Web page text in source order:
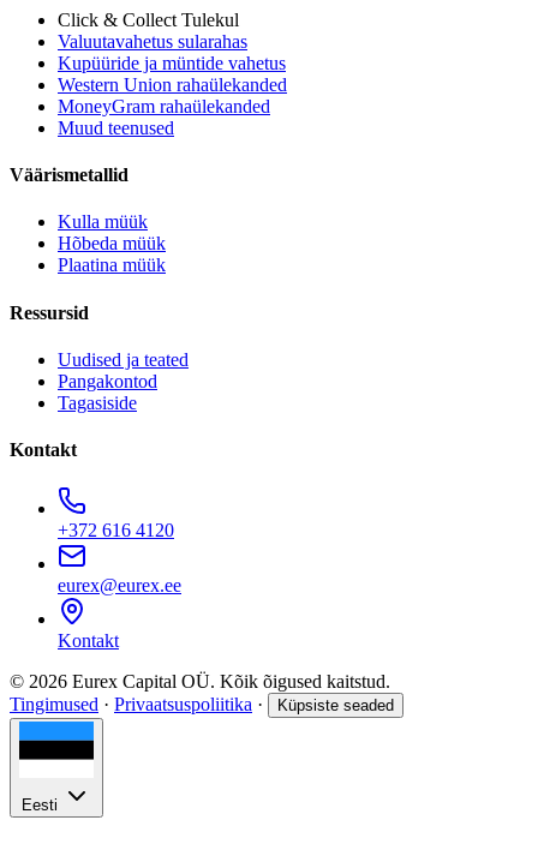
Click & Collect Tulekul
Valuutavahetus sularahas
Kupüüride ja müntide vahetus
Western Union rahaülekanded
MoneyGram rahaülekanded
Muud teenused
Väärismetallid
Kulla müük
Hõbeda müük
Plaatina müük
Ressursid
Uudised ja teated
Pangakontod
Tagasiside
Kontakt
+372 616 4120
eurex@eurex.ee
Kontakt
© 2026 Eurex Capital OÜ. Kõik õigused kaitstud.
Tingimused · Privaatsuspoliitika · Küpsiste seaded
Eesti